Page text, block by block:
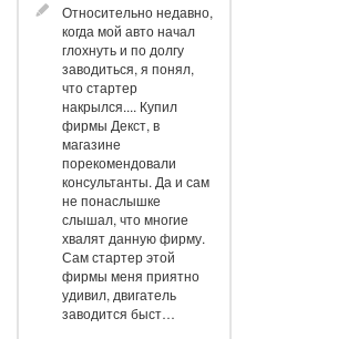
Относительно недавно,
когда мой авто начал
глохнуть и по долгу
заводиться, я понял,
что стартер
накрылся.... Купил
фирмы Декст, в
магазине
порекомендовали
консультанты. Да и сам
не понаслышке
слышал, что многие
хвалят данную фирму.
Сам стартер этой
фирмы меня приятно
удивил, двигатель
заводится быст…